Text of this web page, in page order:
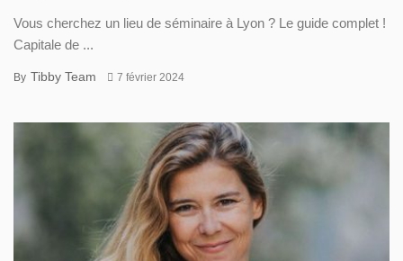
Vous cherchez un lieu de séminaire à Lyon ? Le guide complet !
Capitale de ...
By Tibby Team 7 février 2024